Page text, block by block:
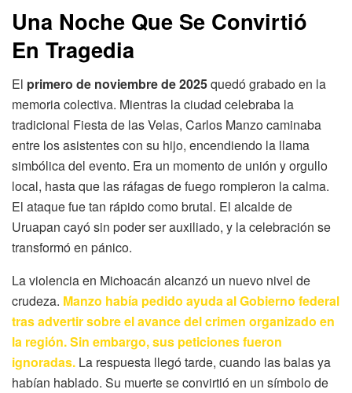
Una Noche Que Se Convirtió
En Tragedia
El primero de noviembre de 2025quedó grabado en la
memoria colectiva. Mientras la ciudad celebraba la
tradicional Fiesta de las Velas, Carlos Manzo caminaba
entre los asistentes con su hijo, encendiendo la llama
simbólica del evento. Era un momento de unión y orgullo
local, hasta que las ráfagas de fuego rompieron la calma.
El ataque fue tan rápido como brutal. El alcalde de
Uruapan cayó sin poder ser auxiliado, y la celebración se
transformó en pánico.
La violencia en Michoacán alcanzó un nuevo nivel de
crudeza. Manzo había pedido ayuda al Gobierno federal
tras advertir sobre el avance del crimen organizado en
la región. Sin embargo, sus peticiones fueron
ignoradas. La respuesta llegó tarde, cuando las balas ya
habían hablado. Su muerte se convirtió en un símbolo de